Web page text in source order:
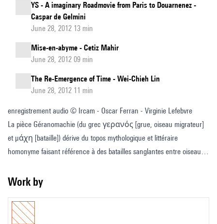
YS - A imaginary Roadmovie from Paris to Douarnenez -
Caspar de Gelmini
June 28, 2012 13 min
Mise-en-abyme - Cetiz Mahir
June 28, 2012 09 min
The Re-Emergence of Time - Wei-Chieh Lin
June 28, 2012 11 min
enregistrement audio © Ircam - Oscar Ferran - Virginie Lefebvre
La pièce Géranomachie (du grec γερανός [grue, oiseau migrateur]
et μάχη [bataille]) dérive du topos mythologique et littéraire
homonyme faisant référence à des batailles sanglantes entre oiseaux
divers continents et époques.
c’est aussi un combat venant de la juxtaposition d’éléments naturels.
C’est une dichotomie entre l’animalité et l’humanité, alternant selon
Work by